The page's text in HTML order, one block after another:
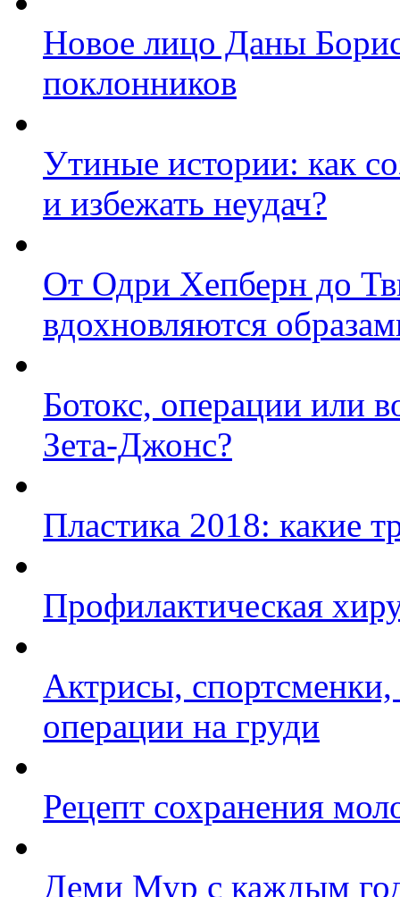
Новое лицо Даны
поклонников
Утиные истории: как
и избежать неудач?
От Одри Хепберн до
вдохновляются
Ботокс, операции или
Зета-Джонс?
Пластика 2018: какие
Профилактическая
Актрисы,
операции на груди
Рецепт сохранения
Деми Мур с каждым